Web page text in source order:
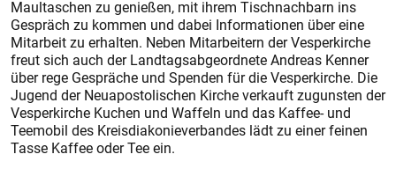
Maultaschen zu genießen, mit ihrem Tischnachbarn ins
Gespräch zu kommen und dabei Informationen über eine
Mitarbeit zu erhalten. Neben Mitarbeitern der Vesperkirche
freut sich auch der Landtagsabgeordnete Andreas Kenner
über rege Gespräche und Spenden für die Vesperkirche. Die
Jugend der Neuapostolischen Kirche verkauft zugunsten der
Vesperkirche Kuchen und Waffeln und das Kaffee- und
Teemobil des Kreisdiakonieverbandes lädt zu einer feinen
Tasse Kaffee oder Tee ein.